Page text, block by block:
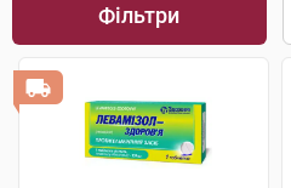
Фільтри